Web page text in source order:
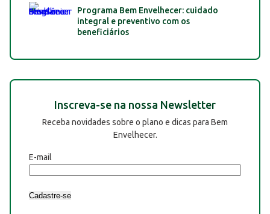
Programa Bem Envelhecer: cuidado
integral e preventivo com os
beneficiários
Inscreva-se na nossa Newsletter
Receba novidades sobre o plano e dicas para Bem
Envelhecer.
E-mail
Cadastre-se